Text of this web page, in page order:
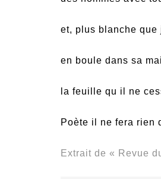
et, plus blanche que
en boule dans sa
la feuille qu il ne
Poète il ne fera rien
Extrait de « Revue